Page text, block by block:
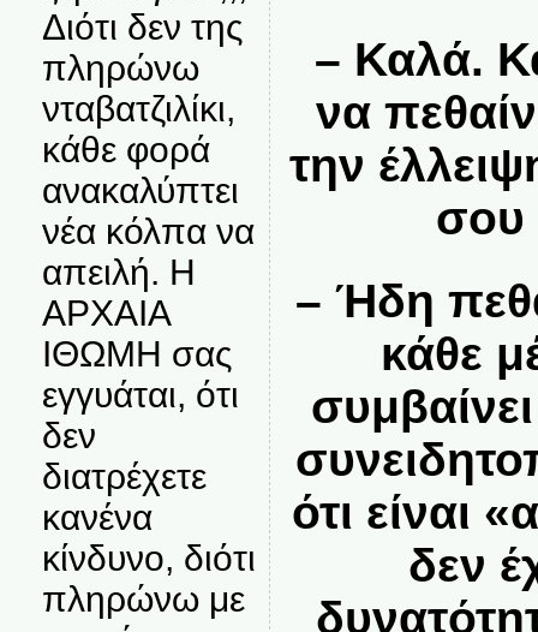
Διότι δεν της
πληρώνω
νταβατζιλίκι,
κάθε φορά
ανακαλύπτει
νέα κόλπα να
απειλή. Η
ΑΡΧΑΙΑ
ΙΘΩΜΗ σας
εγγυάται, ότι
δεν
διατρέχετε
κανένα
κίνδυνο, διότι
πληρώνω με
– Καλά.
να
την
σου
– Ήδη
κάθε
ότι είναι
δεν